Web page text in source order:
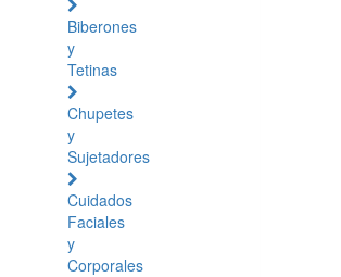
Biberones
y
Tetinas
Chupetes
y
Sujetadores
Cuidados
Faciales
y
Corporales